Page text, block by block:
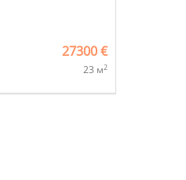
27300 €
23 м2